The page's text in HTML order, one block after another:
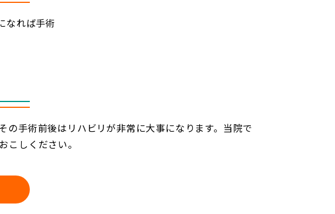
なれば手術
手術前後はリハビリが非常に大事になります。当院で
しください。